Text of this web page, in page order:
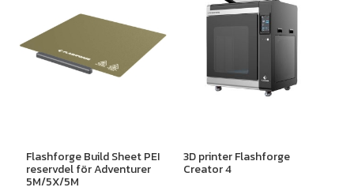
Flashforge Build Sheet PEI
reservdel för Adventurer
5M/5X/5M
3D printer Flashforge
Creator 4